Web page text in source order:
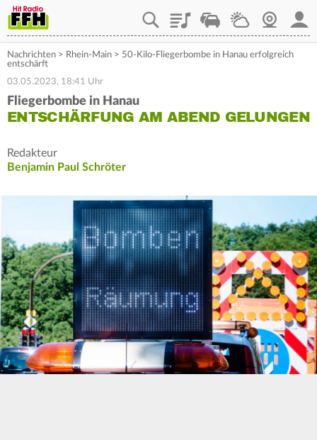
PlaylistStaupilotWetterWebcam
Nachrichten > Rhein-Main > 50-Kilo-Fliegerbombe in Hanau erfolgreich
entschärft
03.05.2023, 18:41 Uhr
Fliegerbombe in Hanau
ENTSCHÄRFUNG AM ABEND GELUNGEN
Redakteur
Benjamin Paul Schröter